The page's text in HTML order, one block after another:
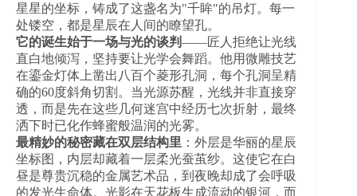
星星的坐标，铸成了这盏名为"千眸"的吊灯。每一
处镂空，都是星辰在人间的瞭望孔。
​它的诞生始于一场与光的谈判​​——匠人拒绝让光线
直白地倾泻，坚持要让光学会舞蹈。他用微雕技艺
在鎏金灯体上凿出八百个菱形孔洞，每个孔洞呈精
确的60度斜角切割。当光源苏醒，光线并非直接穿
透，而是先在这些几何迷宫中经历七次折射，最终
洒下时已化作蜂蜜般温润的光雾。
​最精妙的秘密藏在双层结构里​ ​：外层是华丽的星辰
坐标图，内层却藏着一层柔光蚕茧纱。这使它在白
昼是尊贵沉稳的金属艺术品，到夜晚却成了会呼吸
的发光生命体。光影在天花板生成流动的银河，而